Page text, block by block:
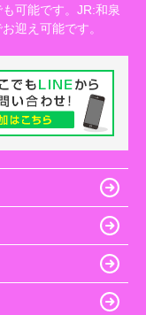
可能です。JR:和泉
迎え可能です。